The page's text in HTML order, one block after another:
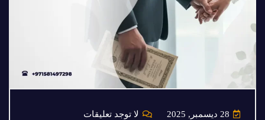
لا توجد تعليقات